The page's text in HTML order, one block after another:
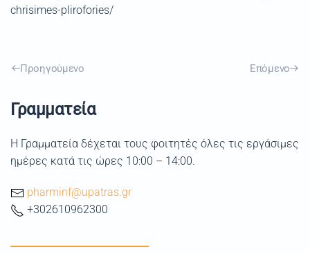
chrisimes-plirofories/
Προηγούμενο Επόμενο
Γραμματεία
Η Γραμματεία δέχεται τους φοιτητές όλες τις εργάσιμες
ημέρες κατά τις ώρες 10:00 – 14:00.
pharminf@upatras.gr
+302610962300